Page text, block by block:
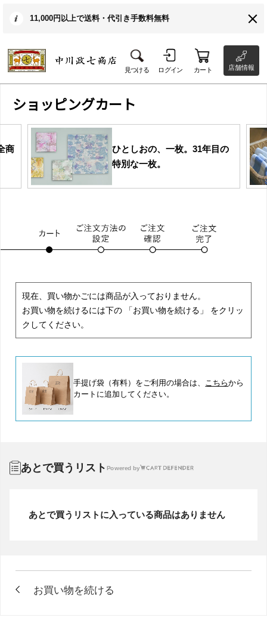
11,000円以上で送料・代引き手数料無料
見つける ログイン カート 店舗情報
ショッピングカート
商
ひとしおの、一枚。31年目の
特別な一枚。
現在、買い物かごには商品が入っておりません。
お買い物を続けるには下の 「お買い物を続ける」 をクリッ
クしてください。
手提げ袋（有料）をご利用の場合は、 こちらから
カートに追加してください。
あとで買うリスト Powered by
あとで買うリストに入っている商品はありません